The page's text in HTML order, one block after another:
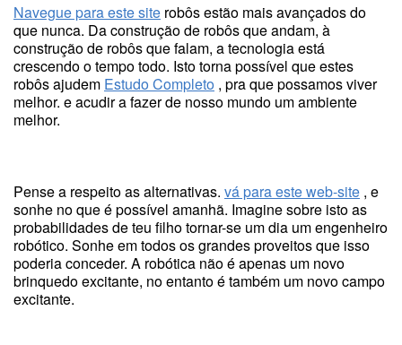
Navegue para este site robôs estão mais avançados do
que nunca. Da construção de robôs que andam, à
construção de robôs que falam, a tecnologia está
crescendo o tempo todo. Isto torna possível que estes
robôs ajudem Estudo Completo , pra que possamos viver
melhor. e acudir a fazer de nosso mundo um ambiente
melhor.
Pense a respeito as alternativas. vá para este web-site , e
sonhe no que é possível amanhã. Imagine sobre isto as
probabilidades de teu filho tornar-se um dia um engenheiro
robótico. Sonhe em todos os grandes proveitos que isso
poderia conceder. A robótica não é apenas um novo
brinquedo excitante, no entanto é também um novo campo
excitante.